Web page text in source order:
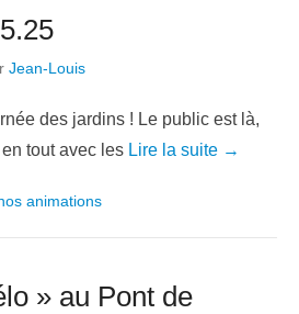
Jean-Louis
des jardins ! Le public est là,
tout avec les Lire la suite →
animations
» au Pont de